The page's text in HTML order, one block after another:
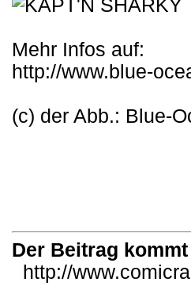
Mehr Infos auf:
http://www.blue-
(c) der Abb.: Blue-
Der Beitrag
http://